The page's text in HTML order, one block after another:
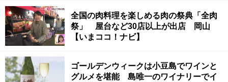
全国の肉料理を楽しめる肉の祭典「全肉
祭」 屋台など30店以上が出店 岡山
【いまココ！ナビ】
ゴールデンウィークは小豆島でワインと
グルメを堪能 島唯一のワイナリーでイ